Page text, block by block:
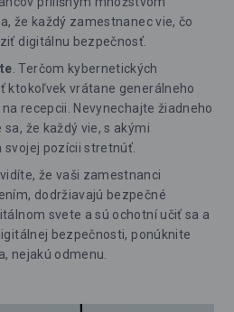
že každý zamestnanec vie, čo
digitálnu bezpečnosť.
. Terčom kybernetických
ktokoľvek vrátane generálneho
recepcii. Nevynechajte žiadneho
že každý vie, s akými
pozícii stretnúť.
že vaši zamestnanci
dodržiavajú bezpečné
svete a sú ochotní učiť sa a
bezpečnosti, ponúknite
nejakú odmenu.